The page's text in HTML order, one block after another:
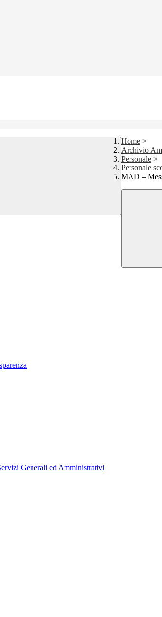
Home >
Archivio
Personale >
Personale
MAD –
Generali ed Amministrativi